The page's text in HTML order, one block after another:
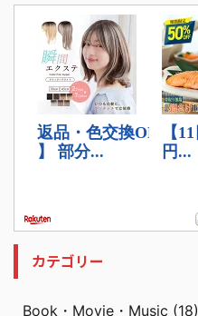
カテゴリー
Book・Movie・Music (18)